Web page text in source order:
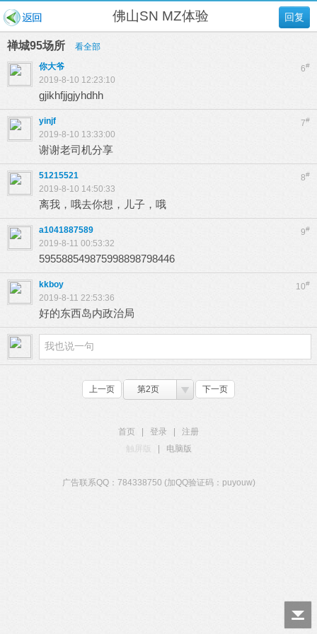
回复
佛山SN MZ体验
禅城95场所 看全部
6#
你大爷
2019-8-10 12:23:10
gjikhfjjgjyhdhh
7#
yinjf
2019-8-10 13:33:00
谢谢老司机分享
8#
51215521
2019-8-10 14:50:33
离我，哦去你想，儿子，哦
9#
a1041887589
2019-8-11 00:53:32
595588549875998898798446
10#
kkboy
2019-8-11 22:53:36
好的东西岛内政治局
上一页 第2页 下一页
首页 登录
注册
触屏版
电脑版
广告联系QQ：784338750 (加QQ验证码：puyouw)